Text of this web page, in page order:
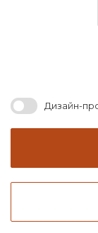
Дизайн-